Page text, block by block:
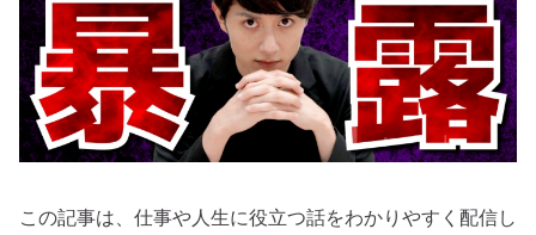
この記事は、仕事や人生に役立つ話をわかりやすく配信し